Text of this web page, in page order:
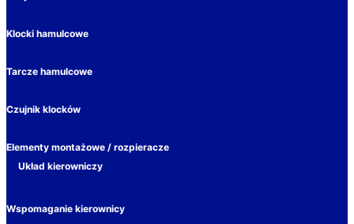
Klocki hamulcowe
Tarcze hamulcowe
Czujnik klocków
Elementy montażowe / rozpieracze
Układ kierowniczy
Wspomaganie kierownicy